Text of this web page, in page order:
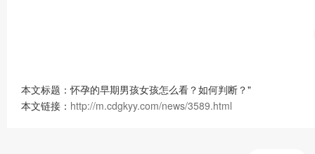
本文标题：怀孕的早期男孩女孩怎么看？如何判断？"
本文链接： http://m.cdgkyy.com/news/3589.html